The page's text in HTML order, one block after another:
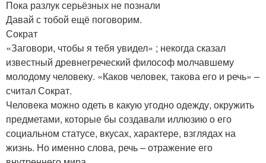
Пока разлук серьёзных не познали
Давай с тобой ещё поговорим.
Сократ
«Заговори, чтобы я тебя увидел» ; некогда сказал
известный древнегреческий философ молчавшему
молодому человеку. «Каков человек, такова его и речь» –
считал Сократ.
Человека можно одеть в какую угодно одежду, окружить
предметами, которые бы создавали иллюзию о его
социальном статусе, вкусах, характере, взглядах на
жизнь. Но именно слова, речь – отражение его